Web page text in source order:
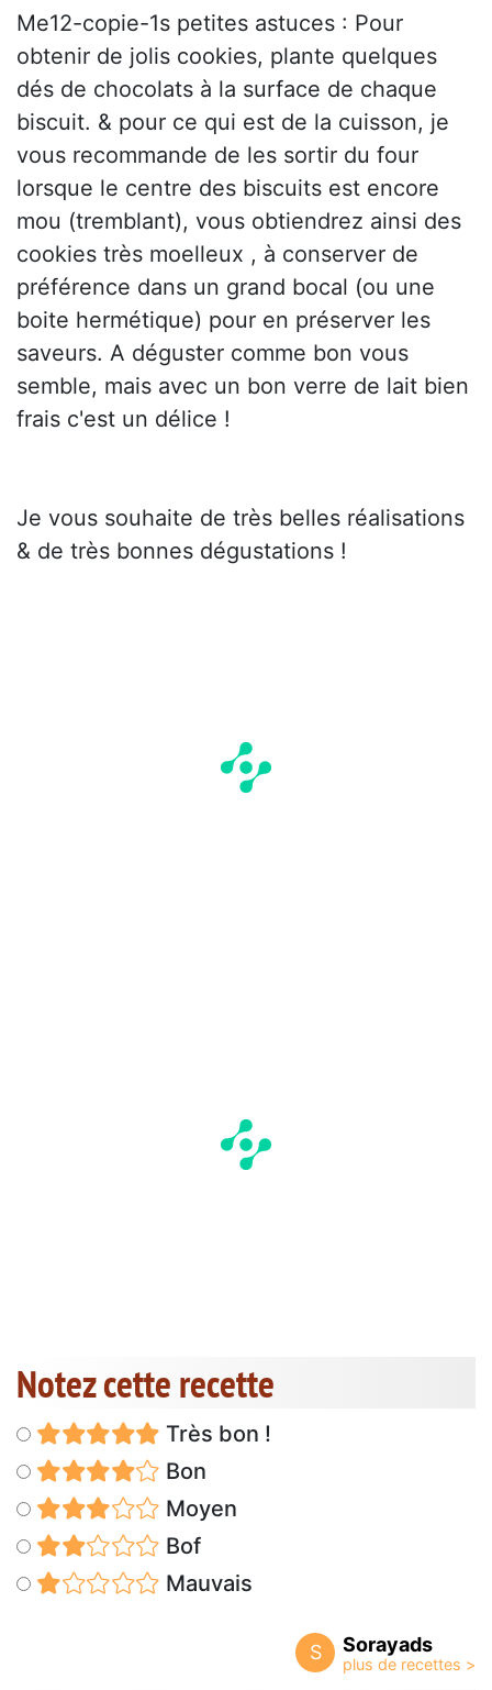
Me12-copie-1s petites astuces : Pour
obtenir de jolis cookies, plante quelques
dés de chocolats à la surface de chaque
biscuit. & pour ce qui est de la cuisson, je
vous recommande de les sortir du four
lorsque le centre des biscuits est encore
mou (tremblant), vous obtiendrez ainsi des
cookies très moelleux , à conserver de
préférence dans un grand bocal (ou une
boite hermétique) pour en préserver les
saveurs. A déguster comme bon vous
semble, mais avec un bon verre de lait bien
frais c'est un délice !
Je vous souhaite de très belles réalisations
& de très bonnes dégustations !
Notez cette recette
Très bon !
Bon
Moyen
Bof
Mauvais
S Sorayads